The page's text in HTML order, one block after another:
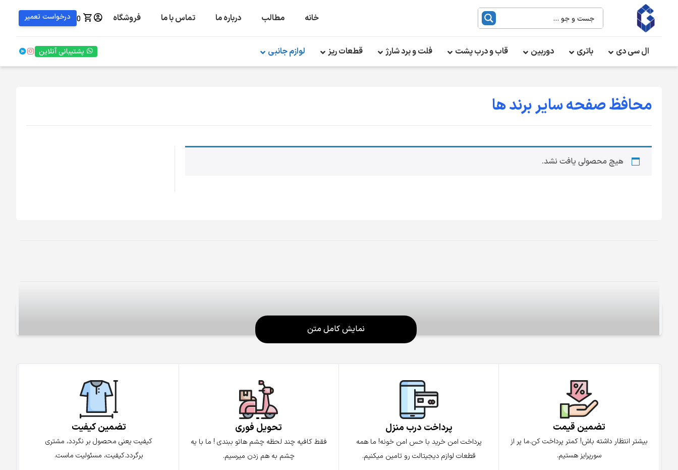
خانه مطالب درباره ما تماس با ما فروشگاه 0 درخواست تعمیر
ال سی دی باتری دوربین قاب و درب پشت فلت و برد شارژ قطعات ریز لوازم جانبی پشتیبانی آنلاین
محافظ صفحه سایر برند ها
هیچ محصولی یافت نشد.
نمایش کامل متن
تضمین قیمت
بیشتر انتظار داشته باش! کمتر پرداخت کن.ما پر از
سورپرایز هستیم.
پرداخت درب منزل
پرداخت امن خرید با حس امن خونه! ما همه
قطعات لوازم دیجیتالت رو تامین میکنیم.
تحویل فوری
فقط کافیه چند لحظه چشم هاتو ببندی ! ما با یه
چشم به هم زدن میرسیم.
تضمین کیفیت
کیفیت یعنی محصول بر نگردد، مشتری
برگردد.کیفیت، مسئولیت ماست.